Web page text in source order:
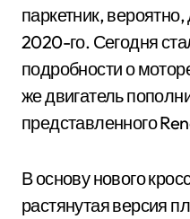
паркетник,
2020-го. Сегодня
подробности о
же двигатель
представленного
В основу нового
растянутая версия